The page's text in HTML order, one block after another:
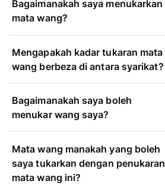
Bagaimanakah saya menukarkan
mata wang?
Mengapakah kadar tukaran mata
wang berbeza di antara syarikat?
Bagaimanakah saya boleh
menukar wang saya?
Mata wang manakah yang boleh
saya tukarkan dengan penukaran
mata wang ini?